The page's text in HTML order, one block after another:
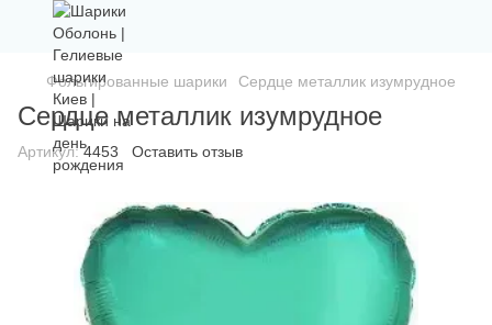
Фольгированные шарики Сердце металлик изумрудное
Сердце металлик изумрудное
Артикул:4453 Оставить отзыв